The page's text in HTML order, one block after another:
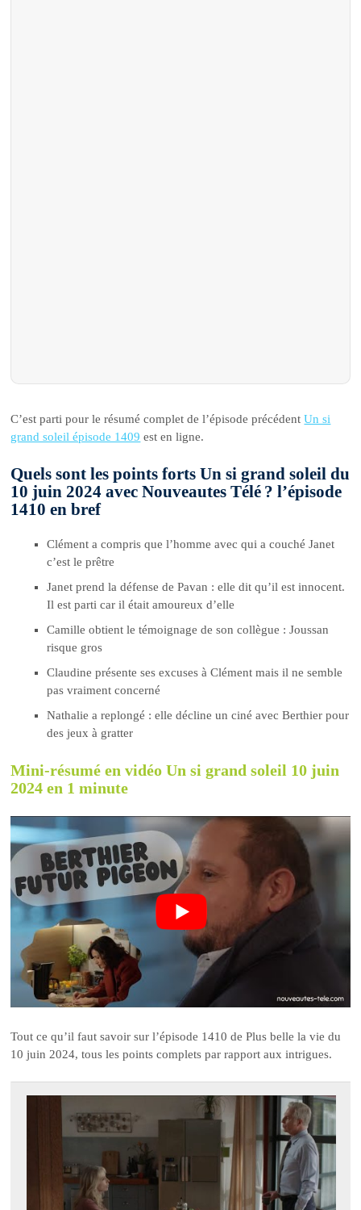
C’est parti pour le résumé complet de l’épisode précédentUn si
grand soleil épisode 1409 est en ligne.
Quels sont les points forts Un si grand soleil du
10 juin 2024 avec Nouveautes Télé ? l’épisode
1410 en bref
Clément a compris que l’homme avec qui a couché Janet
c’est le prêtre
Janet prend la défense de Pavan : elle dit qu’il est innocent.
Il est parti car il était amoureux d’elle
Camille obtient le témoignage de son collègue : Joussan
risque gros
Claudine présente ses excuses à Clément mais il ne semble
pas vraiment concerné
Nathalie a replongé : elle décline un ciné avec Berthier pour
des jeux à gratter
Mini-résumé en vidéo Un si grand soleil 10 juin
2024 en 1 minute
Tout ce qu’il faut savoir sur l’épisode 1410 de Plus belle la vie du
10 juin 2024, tous les points complets par rapport aux intrigues.